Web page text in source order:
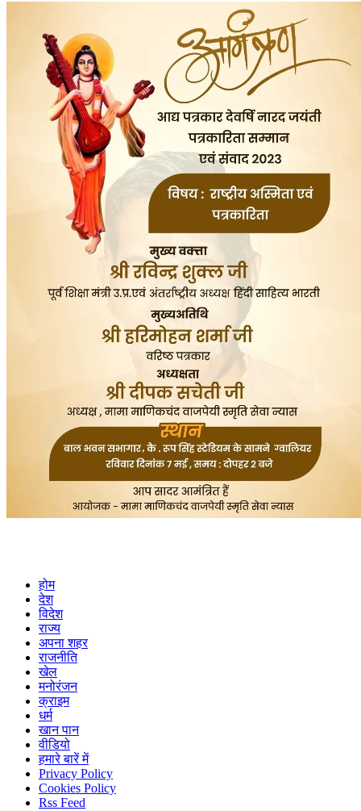
होम
देश
विदेश
राज्य
अपना शहर
राजनीति
खेल
मनोरंजन
क्राइम
धर्म
खान पान
वीडियो
हमारे बारें में
Privacy Policy
Cookies Policy
Rss Feed